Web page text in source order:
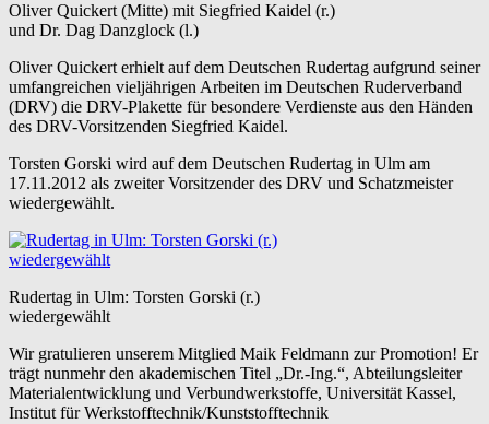
Oliver Quickert (Mitte) mit Siegfried Kaidel (r.)
und Dr. Dag Danzglock (l.)
Oliver Quickert erhielt auf dem Deutschen Rudertag aufgrund seiner
umfangreichen vieljährigen Arbeiten im Deutschen Ruderverband
(DRV) die DRV-Plakette für besondere Verdienste aus den Händen
des DRV-Vorsitzenden Siegfried Kaidel.
Torsten Gorski wird auf dem Deutschen Rudertag in Ulm am
17.11.2012 als zweiter Vorsitzender des DRV und Schatzmeister
wiedergewählt.
Rudertag in Ulm: Torsten Gorski (r.)
wiedergewählt
Wir gratulieren unserem Mitglied Maik Feldmann zur Promotion! Er
trägt nunmehr den akademischen Titel „Dr.-Ing.“, Abteilungsleiter
Materialentwicklung und Verbundwerkstoffe, Universität Kassel,
Institut für Werkstofftechnik/Kunststofftechnik